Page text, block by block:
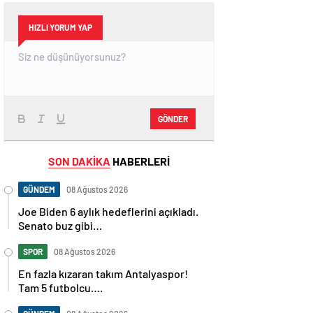
HIZLI YORUM YAP
GÖNDER
SON DAKİKA HABERLERİ
GÜNDEM 08 Ağustos 2026
Joe Biden 6 aylık hedeflerini açıkladı.
Senato buz gibi…
SPOR 08 Ağustos 2026
En fazla kızaran takım Antalyaspor!
Tam 5 futbolcu….